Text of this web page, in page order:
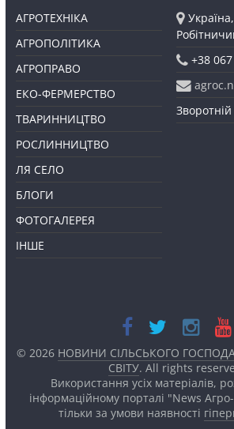
АГРОТЕХНІКА
АГРОПОЛІТИКА
АГРОПРАВО
ЕКО-ФЕРМЕРСТВО
ТВАРИННИЦТВО
РОСЛИННИЦТВО
ЛЯ СЕЛО
БЛОГИ
ФОТОГАЛЕРЕЯ
ІНШЕ
+38
Зворотній
© 2026 НОВИНИ СІЛЬСЬКОГО
СВІТУ. All rights
Використання усіх матеріалів,
інформаційному порталі "News
тільки за умови наявності